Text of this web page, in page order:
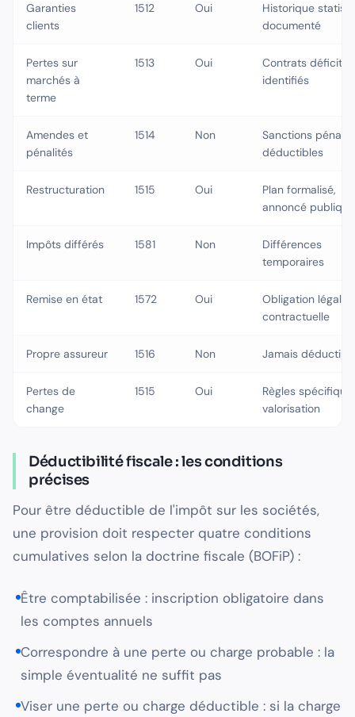
Garanties
clients
1512 Oui
Historique
documenté
Pertes sur
marchés à
terme
1513 Oui
Contrats
identifiés
Amendes et
pénalités
1514 Non
Sanctions
déductibles
Restructuration 1515 Oui
Plan formalisé,
annoncé
Impôts différés 1581 Non
Différences
temporaires
Remise en état 1572 Oui
Obligation légale
contractuelle
Propre assureur 1516 Non Jamais
Pertes de
change
1515 Oui
Règles
valorisation
Déductibilité fiscale : les conditions
précises
Pour être déductible de l'impôt sur les sociétés,
une provision doit respecter quatre conditions
cumulatives selon la doctrine fiscale (BOFiP) :
Être comptabilisée : inscription obligatoire dans
les comptes annuels
Correspondre à une perte ou charge probable : la
simple éventualité ne suffit pas
Viser une perte ou charge déductible : si la charge